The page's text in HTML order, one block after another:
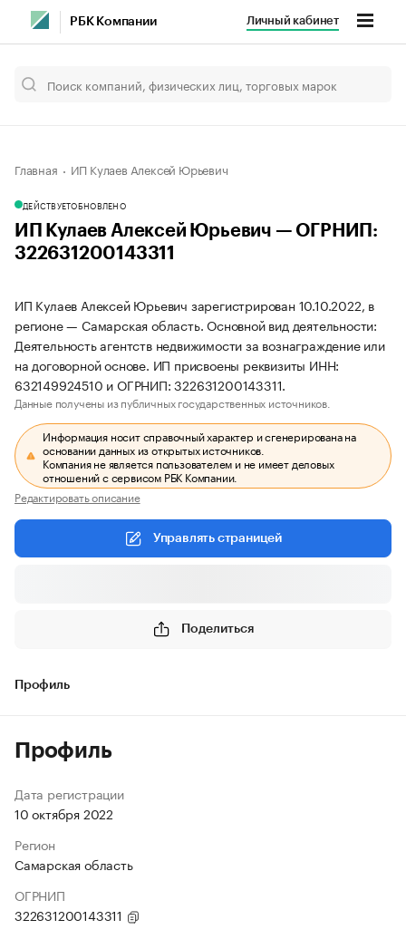
РБК Компании Личный кабинет
Главная ИП Кулаев Алексей Юрьевич
ДЕЙСТВУЕТОБНОВЛЕНО
ИП Кулаев Алексей Юрьевич — ОГРНИП:
322631200143311
ИП Кулаев Алексей Юрьевич зарегистрирован 10.10.2022, в
регионе — Самарская область. Основной вид деятельности:
Деятельность агентств недвижимости за вознаграждение или
на договорной основе. ИП присвоены реквизиты ИНН:
632149924510 и ОГРНИП: 322631200143311.
Данные получены из публичных государственных источников.
Информация носит справочный характер и сгенерирована на
основании данных из открытых источников.
Компания не является пользователем и не имеет деловых
отношений с сервисом РБК Компании.
Редактировать описание
Управлять страницей
Поделиться
Профиль
Профиль
Дата регистрации
10 октября 2022
Регион
Самарская область
ОГРНИП
322631200143311